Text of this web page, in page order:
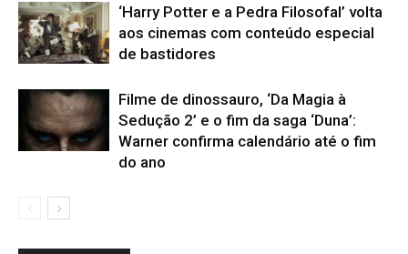
‘Harry Potter e a Pedra Filosofal’ volta
aos cinemas com conteúdo especial
de bastidores
Filme de dinossauro, ‘Da Magia à
Sedução 2’ e o fim da saga ‘Duna’:
Warner confirma calendário até o fim
do ano